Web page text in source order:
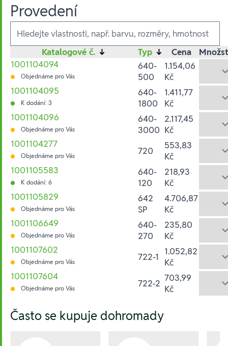
Provedení
Ausführungen
Katalogové č. ↓ Typ ↓ Cena
1001104094
Objednáme pro Vás
640-
500
1.154,06
Kč
1001104095
K dodání: 3
640-
1800
1.411,77
Kč
1001104096
Objednáme pro Vás
640-
3000
2.117,45
Kč
1001104277
Objednáme pro Vás 720
553,83
Kč
1001105583
K dodání: 6
640-
120
218,93
Kč
1001105829
Objednáme pro Vás
642
SP
4.706,87
Kč
1001106649
Objednáme pro Vás
640-
270
235,80
Kč
1001107602
Objednáme pro Vás 722-1
1.052,82
Kč
1001107604
Objednáme pro Vás 722-2 703,99
Kč
Často se kupuje dohromady